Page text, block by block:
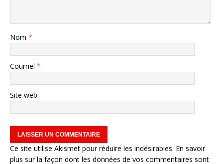
Nom *
Courriel *
Site web
Ce site utilise Akismet pour réduire les indésirables. En savoir
plus sur la façon dont les données de vos commentaires sont